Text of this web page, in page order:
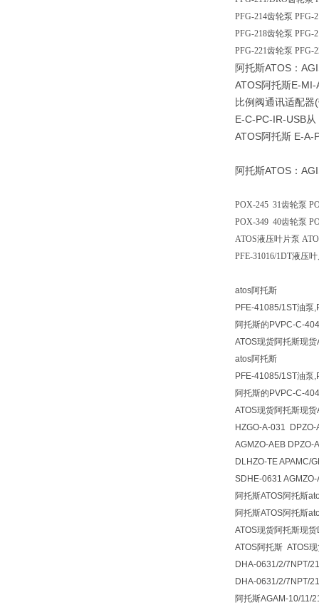
PFG-214齿轮泵 PFG-
PFG-218齿轮泵 PFG-
PFG-221齿轮泵 PFG-
阿托斯ATOS：
ATOS阿托斯E-
比例阀通讯适配
E-C-PC-IR-USB
ATOS阿托斯 E-A-
阿托斯ATOS：
POX-245 31齿轮泵
POX-349 40齿轮泵
ATOS液压叶片泵
PFE-31016/1DT液压
atos阿托斯
PFE-41085/1ST油泵
阿托斯的PVPC-C-
ATOS现货阿托斯现
atos阿托斯
PFE-41085/1ST油泵
阿托斯的PVPC-C-
ATOS现货阿托斯现货
HZGO-A-031 DPZO-
AGMZO-AEB DPZO-A
DLHZO-TE APAMC/
SDHE-0631 AGMZO-
阿托斯ATOS阿托斯
阿托斯ATOS阿托斯
ATOS现货阿托斯现
ATOS阿托斯 ATOS
DHA-0631/2/7NPT/
DHA-0631/2/7NPT/
阿托斯AGAM-10/11/